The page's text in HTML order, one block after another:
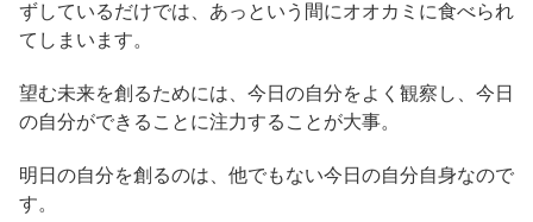
ずしているだけでは、あっという間にオオカミに食べられ
てしまいます。
望む未来を創るためには、今日の自分をよく観察し、今日
の自分ができることに注力することが大事。
明日の自分を創るのは、他でもない今日の自分自身なので
す。